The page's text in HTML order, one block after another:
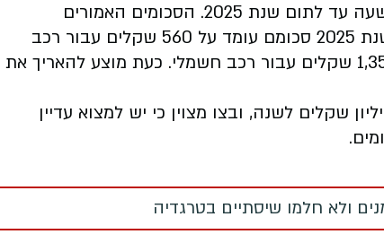
בשנת 2022, עודכנו סכומי ההפחתה בהוראת שעה עד לתום שנת 2025. הסכומים האמורים
מעודכנים בכל שנה בהתאם לעליית המדד, ובשנת 2025 סכומם עומד על 560 שקלים עבור רכב
היברידי, 1,130 שקלים עבור רכב פלאג-אין ו-1,350 שקלים עבור רכב חשמלי. כעת מוצע להאריך את
הצעד לקופת המדינה מוערכת בכ-260 מיליון שקלים לשנה, ובצו מצוין כי יש למצוא עדיין
ולא חלמו שיסתיים בטרגדיה